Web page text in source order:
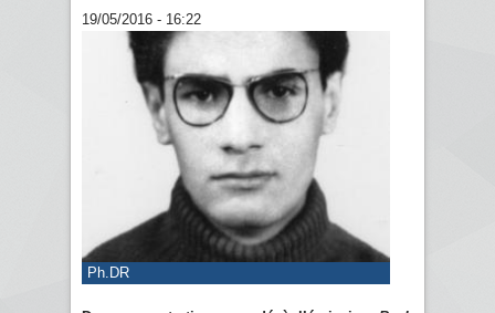
19/05/2016 - 16:22
Ph.DR